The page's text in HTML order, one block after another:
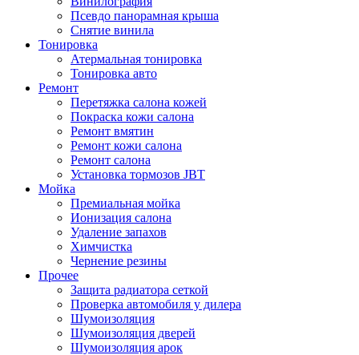
Псевдо панорамная крыша
Снятие винила
Тонировка
Атермальная тонировка
Тонировка авто
Ремонт
Перетяжка салона кожей
Покраска кожи салона
Ремонт вмятин
Ремонт кожи салона
Ремонт салона
Установка тормозов JBT
Мойка
Премиальная мойка
Ионизация салона
Удаление запахов
Химчистка
Чернение резины
Прочее
Защита радиатора сеткой
Проверка автомобиля у дилера
Шумоизоляция
Шумоизоляция дверей
Шумоизоляция арок